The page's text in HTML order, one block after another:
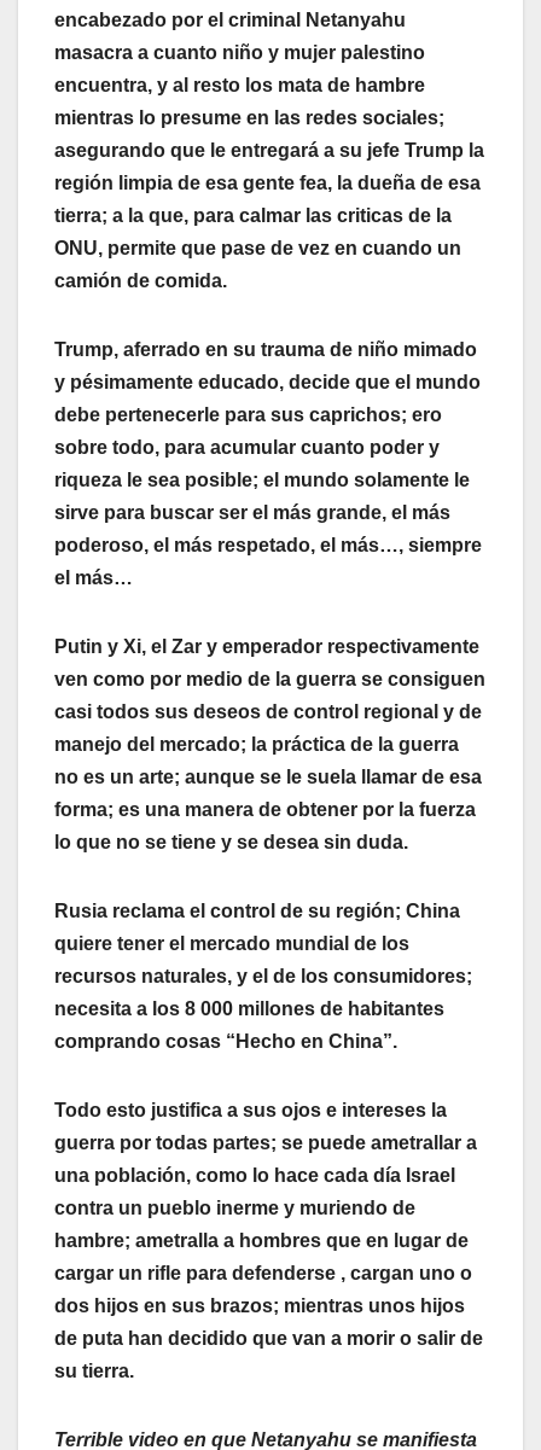
encabezado por el criminal Netanyahu
masacra a cuanto niño y mujer palestino
encuentra, y al resto los mata de hambre
mientras lo presume en las redes sociales;
asegurando que le entregará a su jefe Trump la
región limpia de esa gente fea, la dueña de esa
tierra; a la que, para calmar las criticas de la
ONU, permite que pase de vez en cuando un
camión de comida.
Trump, aferrado en su trauma de niño mimado
y pésimamente educado, decide que el mundo
debe pertenecerle para sus caprichos; ero
sobre todo, para acumular cuanto poder y
riqueza le sea posible; el mundo solamente le
sirve para buscar ser el más grande, el más
poderoso, el más respetado, el más…, siempre
el más…
Putin y Xi, el Zar y emperador respectivamente
ven como por medio de la guerra se consiguen
casi todos sus deseos de control regional y de
manejo del mercado; la práctica de la guerra
no es un arte; aunque se le suela llamar de esa
forma; es una manera de obtener por la fuerza
lo que no se tiene y se desea sin duda.
Rusia reclama el control de su región; China
quiere tener el mercado mundial de los
recursos naturales, y el de los consumidores;
necesita a los 8 000 millones de habitantes
comprando cosas “Hecho en China”.
Todo esto justifica a sus ojos e intereses la
guerra por todas partes; se puede ametrallar a
una población, como lo hace cada día Israel
contra un pueblo inerme y muriendo de
hambre; ametralla a hombres que en lugar de
cargar un rifle para defenderse , cargan uno o
dos hijos en sus brazos; mientras unos hijos
de puta han decidido que van a morir o salir de
su tierra.
Terrible video en que Netanyahu se manifiesta